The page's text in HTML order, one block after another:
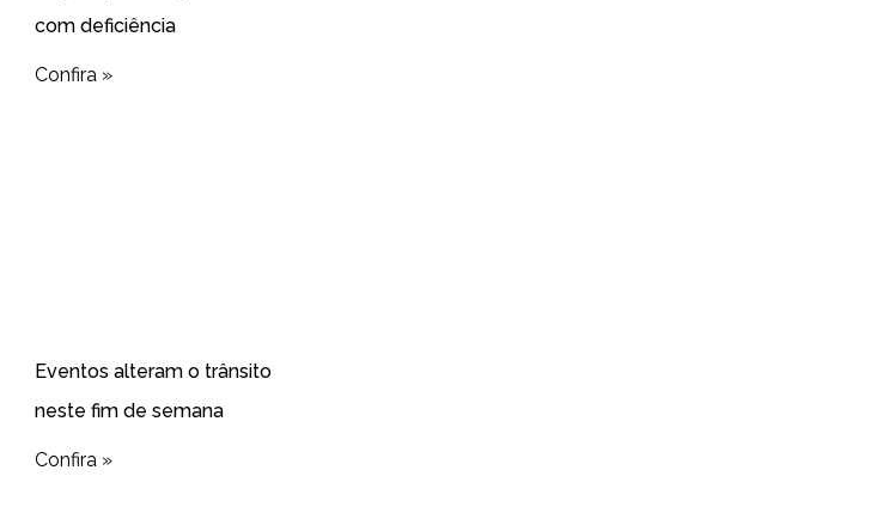
com deficiência
Confira »
Eventos alteram o trânsito
neste fim de semana
Confira »